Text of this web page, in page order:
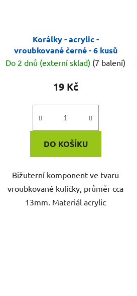
Korálky - acrylic -
vroubkované černé - 6 kusů
Do 2 dnů (externí sklad) (7 balení)
19 Kč
DO KOŠÍKU
Bižuterní komponent ve tvaru
vroubkované kuličky, průměr cca
13mm. Materiál acrylic